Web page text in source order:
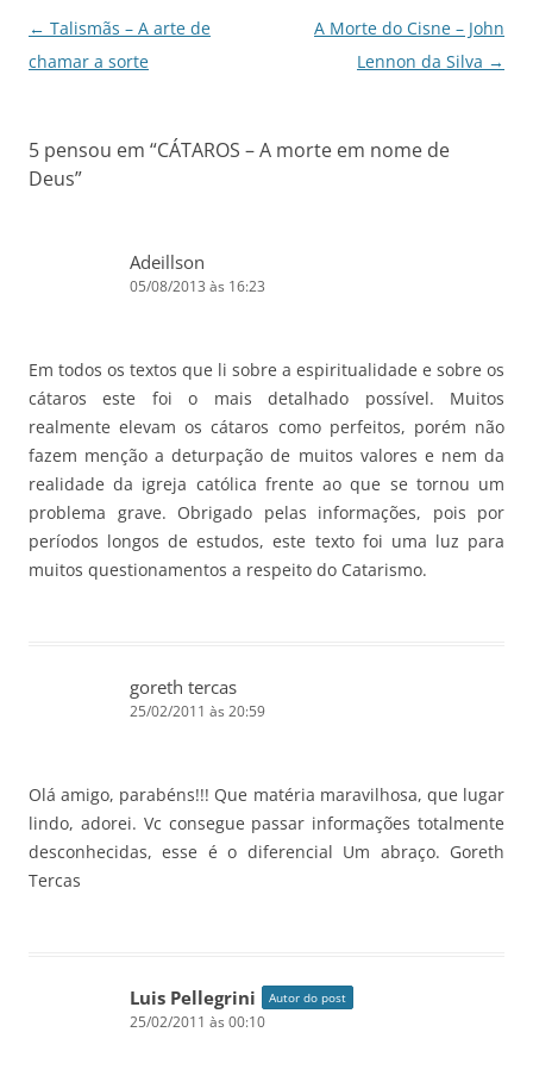
o
k
p
Navegação
de
← Talismãs – A arte de
chamar a sorte
A Morte do Cisne – John
Lennon da Silva →
5 pensou em “CÁTAROS – A morte em nome de
Deus”
Adeillson
05/08/2013 às 16:23
Em todos os textos que li sobre a espiritualidade e sobre os
cátaros este foi o mais detalhado possível. Muitos
realmente elevam os cátaros como perfeitos, porém não
fazem menção a deturpação de muitos valores e nem da
realidade da igreja católica frente ao que se tornou um
problema grave. Obrigado pelas informações, pois por
períodos longos de estudos, este texto foi uma luz para
muitos questionamentos a respeito do Catarismo.
goreth tercas
25/02/2011 às 20:59
Olá amigo, parabéns!!! Que matéria maravilhosa, que lugar
lindo, adorei. Vc consegue passar informações totalmente
desconhecidas, esse é o diferencial Um abraço. Goreth
Tercas
Luis Pellegrini Autor do post
25/02/2011 às 00:10